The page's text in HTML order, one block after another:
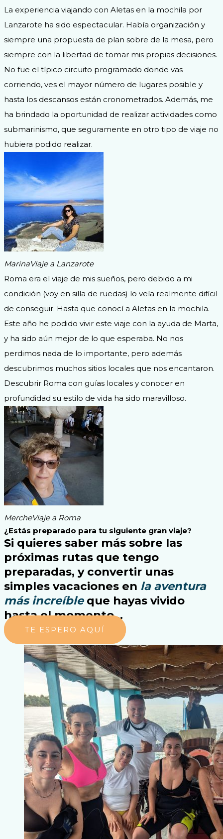
La experiencia viajando con Aletas en la mochila por
Lanzarote ha sido espectacular. Había organización y
siempre una propuesta de plan sobre de la mesa, pero
siempre con la libertad de tomar mis propias decisiones.
No fue el típico circuito programado donde vas
corriendo, ves el mayor número de lugares posible y
hasta los descansos están cronometrados. Además, me
ha brindado la oportunidad de realizar actividades como
submarinismo, que seguramente en otro tipo de viaje no
hubiera podido realizar.
MarinaViaje a Lanzarote
Roma era el viaje de mis sueños, pero debido a mi
condición (voy en silla de ruedas) lo veía realmente difícil
de conseguir. Hasta que conocí a Aletas en la mochila.
Este año he podido vivir este viaje con la ayuda de Marta,
y ha sido aún mejor de lo que esperaba. No nos
perdimos nada de lo importante, pero además
descubrimos muchos sitios locales que nos encantaron.
Descubrir Roma con guías locales y conocer en
profundidad su estilo de vida ha sido maravilloso.
MercheViaje a Roma
¿Estás preparado para tu siguiente gran viaje?
Si quieres saber más sobre las
próximas rutas que tengo
preparadas, y convertir unas
simples vacaciones en la aventura
más increíble que hayas vivido
hasta el momento…
TE ESPERO AQUÍ